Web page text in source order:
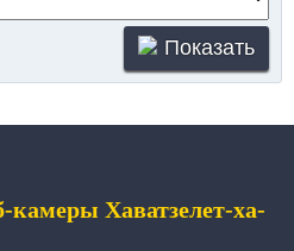
Показать
Хаватзелет-ха-